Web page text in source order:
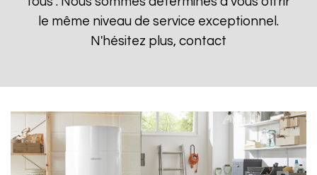
le même niveau de service exceptionnel.
N'hésitez plus, contact